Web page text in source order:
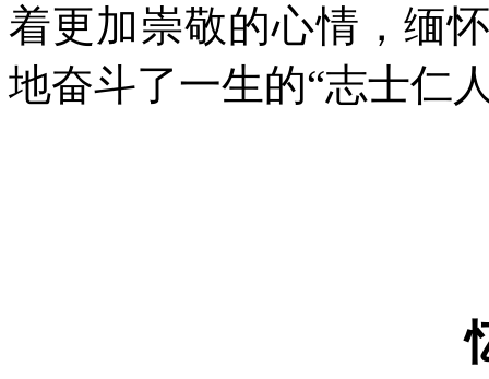
着更加崇敬的心情，缅
地奋斗了一生的“志士仁